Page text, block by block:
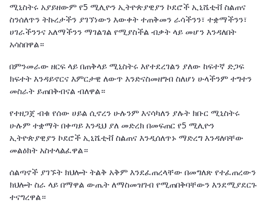
ሚኒስትሩ አያይዘውም የ5 ሚሊዮን ኢትዮጵያዊያን ኮደሮች ኢኒሼቲቭ ስልጠና
ስንሰለጥን ትኩረታችን ያገኘነውን እውቀት ተጠቅመን ራሳችንን፣ ተቋማችንን፣
ሀገራችንንና አለማችንን ማገልገል የሚያስችል ብቃት ላይ መሆን እንዳለበት
አሳስበዋል።
በምንመራው ዘርፍ ላይ በጠቅላይ ሚኒስትሩ እየተደረገልን ያለው ከፍተኛ ድጋፍ
ክፍተት እንዳይኖርና እምርታዊ ለውጥ እንድናስመዘግብ ስለሆነ ሁላችንም ተግተን
መስራት ይጠበቅብናል ብለዋል።
የተዘጋጀ ብቁ የሰው ሀይል ሲኖረን ሁሉንም እናሳካለን ያሉት ክቡር ሚኒስትሩ
ሁሉም ተቋማት በቀጣይ እንዲህ ያለ መድረክ በመፍጠር የ5 ሚሊዮን
ኢትዮጵያዊያን ኮደሮች ኢኒሼቲቭ ስልጠና እንዲሰለጥኑ ማድረግ እንዳለባቸው
መልዕክት አስተላልፈዋል።
ሰልጣኖች ያገኙት ክህሎት ትልቅ አቅም እንደፈጠረላቸው በመግለጽ የተፈጠረውን
ክህሎት ስራ ላይ በማዋል ውጤት ለማስመዝገብ የሚጠበቅባቸውን እንደሚያደርጉ
ተናግረዋል።